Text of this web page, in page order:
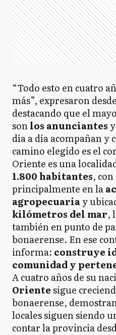
“Todo esto en cuatro
más”, expresaron
destacando que el
sonlos anunciantes y
día a día acompañan y
camino elegido es el
Oriente es una
1.800 habitantes,
principalmente en la
agropecuariay
kilómetros del mar,
también en punto de
bonaerense. En ese
informa: construye
comunidad y
A cuatro años de su
Orientesigue
bonaerense,
locales siguen siendo
contar la provincia